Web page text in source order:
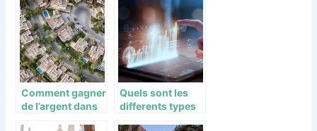
quartier
economique de
l’Escoutere ?
paiement de
loyer
Comment gagner
de l’argent dans
Quels sont les
differents types